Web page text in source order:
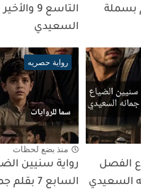
13بقلم بسملة
التاسع 9
السعيدي
الفصل
رواية حصريه
منذ بضع لحظات
رواية سنيين
السابع 7